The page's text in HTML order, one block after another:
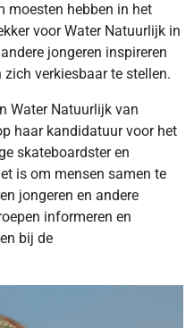
moesten hebben in het
voor Water Natuurlijk in
jongeren inspireren
verkiesbaar te stellen.
Water Natuurlijk van
haar kandidatuur voor het
skateboardster en
is om mensen samen te
jongeren en andere
informeren en
bij de